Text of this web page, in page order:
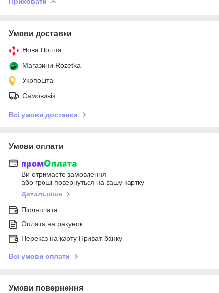
Умови доставки
Нова Пошта
Магазини Rozetka
Укрпошта
Самовивіз
Всі умови доставки
Умови оплати
Ви отримаєте замовлення
або гроші повернуться на вашу картку
Детальніше
Післяплата
Оплата на рахунок
Переказ на карту Приват-банку
Всі умови оплати
Умови повернення